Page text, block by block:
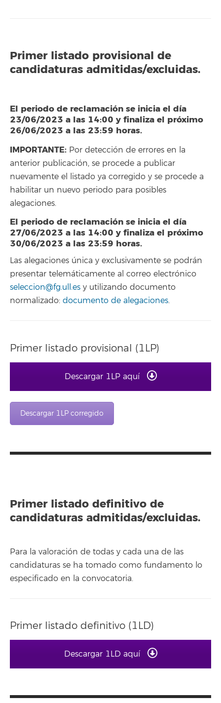
Primer listado provisional de
candidaturas admitidas/excluidas.
El periodo de reclamación se inicia el día
23/06/2023 a las 14:00 y finaliza el próximo
26/06/2023 a las 23:59 horas.
IMPORTANTE: Por detección de errores en la
anterior publicación, se procede a publicar
nuevamente el listado ya corregido y se procede a
habilitar un nuevo periodo para posibles
alegaciones.
El periodo de reclamación se inicia el día
27/06/2023 a las 14:00 y finaliza el próximo
30/06/2023 a las 23:59 horas.
Las alegaciones única y exclusivamente se podrán
presentar telemáticamente al correo electrónico
seleccion@fg.ull.es y utilizando documento
normalizado: documento de alegaciones.
Primer listado provisional (1LP)
Descargar 1LP aquí
Descargar 1LP corregido
Primer listado definitivo de
candidaturas admitidas/excluidas.
Para la valoración de todas y cada una de las
candidaturas se ha tomado como fundamento lo
especificado en la convocatoria.
Primer listado definitivo (1LD)
Descargar 1LD aquí